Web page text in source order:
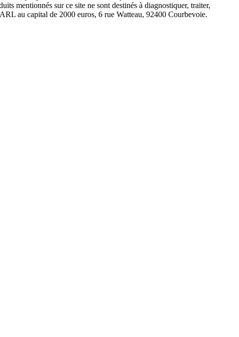
mentionnés sur ce site ne sont destinés à diagnostiquer, traiter,
au capital de 2000 euros, 6 rue Watteau, 92400 Courbevoie.